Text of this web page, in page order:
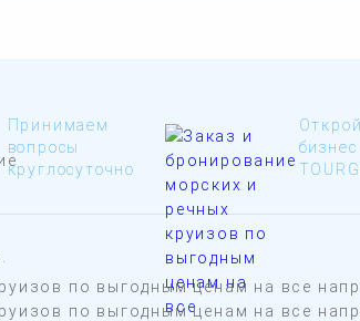
Принимаем
вопросы
круглосуточно
бизнес